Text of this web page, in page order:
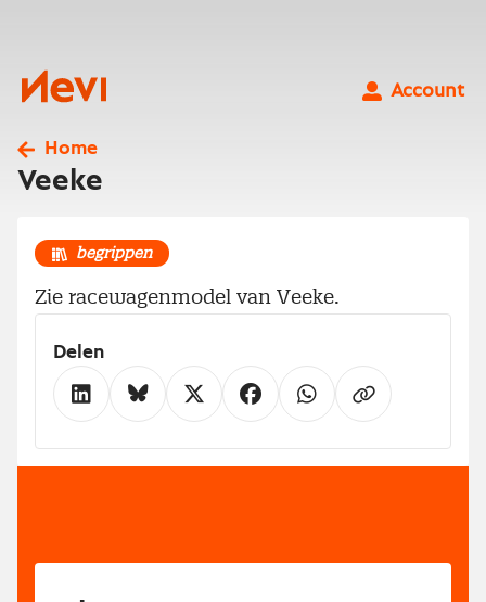
Nevi
Account
Home
Veeke
begrippen
Zie racewagenmodel van Veeke.
Delen